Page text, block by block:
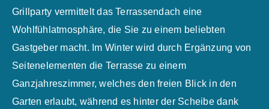
Grillparty vermittelt das Terrassendach eine
Wohlfühlatmosphäre, die Sie zu einem beliebten
Gastgeber macht. Im Winter wird durch Ergänzung von
Seitenelementen die Terrasse zu einem
Ganzjahreszimmer, welches den freien Blick in den
Garten erlaubt, während es hinter der Scheibe dank